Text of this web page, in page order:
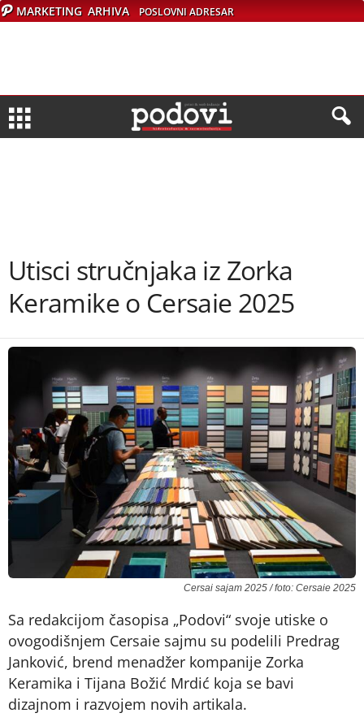
MARKETING ARHIVA POSLOVNI ADRESAR
Utisci stručnjaka iz Zorka
Keramike o Cersaie 2025
Cersai sajam 2025 / foto: Cersaie 2025
Sa redakcijom časopisa „Podovi“ svoje utiske o
ovogodišnjem Cersaie sajmu su podelili Predrag
Janković, brend menadžer kompanije Zorka
Keramika i Tijana Božić Mrdić koja se bavi
dizajnom i razvojem novih artikala.